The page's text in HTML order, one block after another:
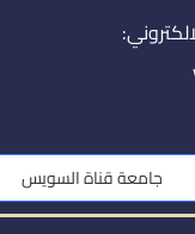
i
جامعة قناة السويس